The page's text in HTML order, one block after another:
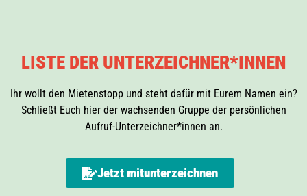
LISTE DER UNTERZEICHNER*INNEN
Ihr wollt den Mietenstopp und steht dafür mit Eurem Namen ein?
Schließt Euch hier der wachsenden Gruppe der persönlichen
Aufruf-Unterzeichner*innen an.
Jetzt mitunterzeichnen